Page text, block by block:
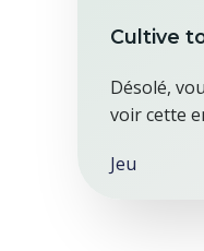
Cultive
Désolé,
voir cette
Jeu